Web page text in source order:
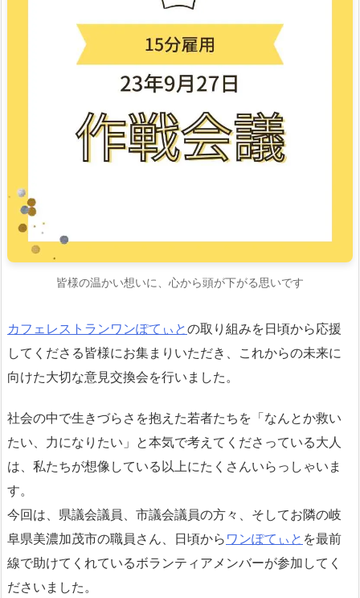
皆様の温かい想いに、心から頭が下がる思いです
カフェレストランワンぽてぃとの取り組みを日頃から応援
してくださる皆様にお集まりいただき、これからの未来に
向けた大切な意見交換会を行いました。
社会の中で生きづらさを抱えた若者たちを「なんとか救い
たい、力になりたい」と本気で考えてくださっている大人
は、私たちが想像している以上にたくさんいらっしゃいま
す。
今回は、県議会議員、市議会議員の方々、そしてお隣の岐
阜県美濃加茂市の職員さん、日頃からワンぽてぃと を最前
線で助けてくれているボランティアメンバーが参加してく
ださいました。